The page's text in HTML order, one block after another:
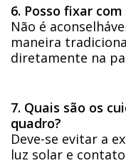
6. Posso fixar
Não é
maneira
diretamente na
7. Quais são os
quadro?
Deve-se evitar a
luz solar e